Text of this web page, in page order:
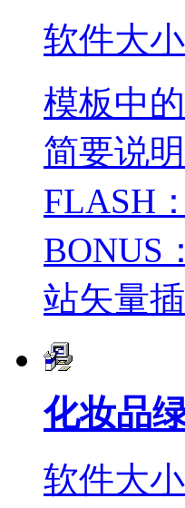
软件大
模板中
简要说
FLASH
BONUS
站矢量
化妆品
软件大